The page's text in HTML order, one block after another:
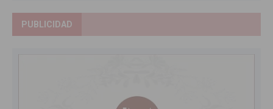
PUBLICIDAD